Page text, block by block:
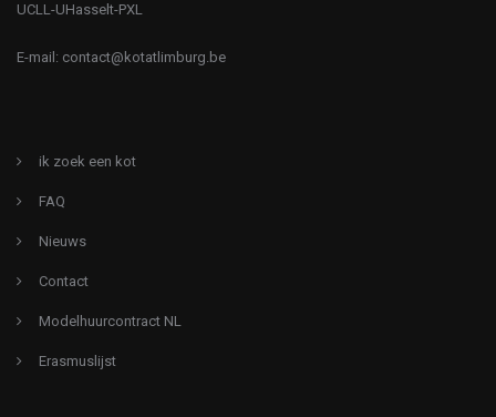
UCLL-UHasselt-PXL
E-mail: contact@kotatlimburg.be
ik zoek een kot
FAQ
Nieuws
Contact
Modelhuurcontract NL
Erasmuslijst